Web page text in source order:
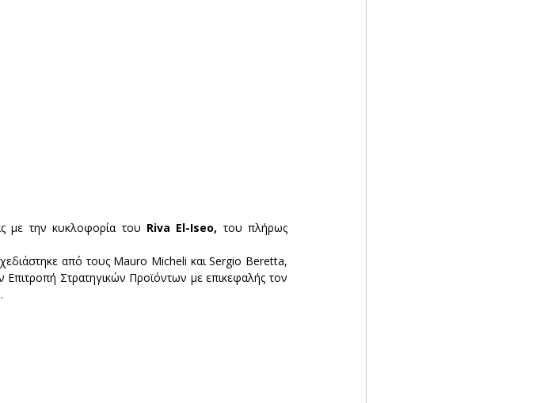
με την κυκλοφορία του Riva El-Iseo, του πλήρως
από τους Mauro Micheli και Sergio Beretta,
Στρατηγικών Προϊόντων με επικεφαλής τον